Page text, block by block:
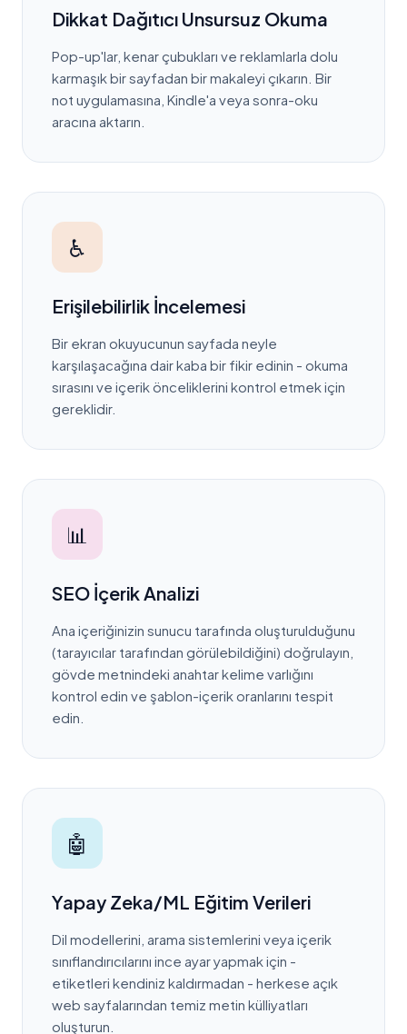
Dikkat Dağıtıcı Unsursuz Okuma
Pop-up'lar, kenar çubukları ve reklamlarla dolu
karmaşık bir sayfadan bir makaleyi çıkarın. Bir
not uygulamasına, Kindle'a veya sonra-oku
aracına aktarın.
♿
Erişilebilirlik İncelemesi
Bir ekran okuyucunun sayfada neyle
karşılaşacağına dair kaba bir fikir edinin - okuma
sırasını ve içerik önceliklerini kontrol etmek için
gereklidir.
📊
SEO İçerik Analizi
Ana içeriğinizin sunucu tarafında oluşturulduğunu
(tarayıcılar tarafından görülebildiğini) doğrulayın,
gövde metnindeki anahtar kelime varlığını
kontrol edin ve şablon-içerik oranlarını tespit
edin.
🤖
Yapay Zeka/ML Eğitim Verileri
Dil modellerini, arama sistemlerini veya içerik
sınıflandırıcılarını ince ayar yapmak için -
etiketleri kendiniz kaldırmadan - herkese açık
web sayfalarından temiz metin külliyatları
oluşturun.